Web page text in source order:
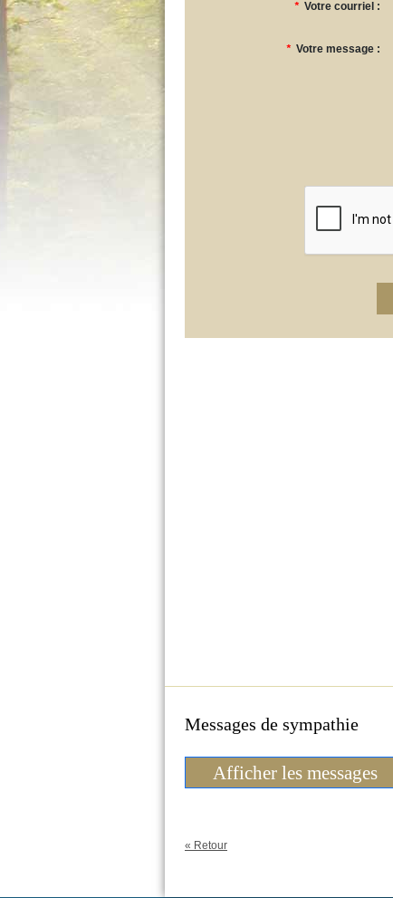
* Votre courriel :
* Votre message :
Messages de sympathie
Afficher les messages
« Retour